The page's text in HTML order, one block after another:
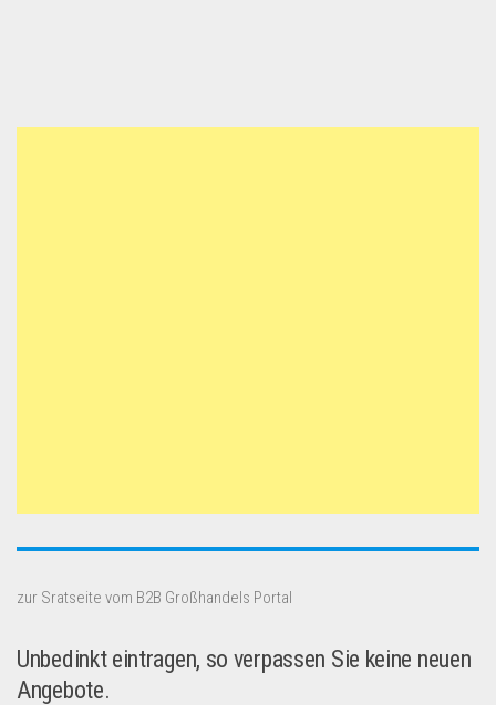
zur Sratseite vom B2B Großhandels Portal
Unbedinkt eintragen, so verpassen Sie keine neuen
Angebote.